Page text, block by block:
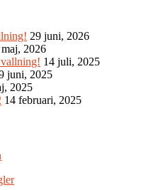
29 juni, 2026
2026
14 juli, 2025
juni, 2025
2025
14 februari, 2025